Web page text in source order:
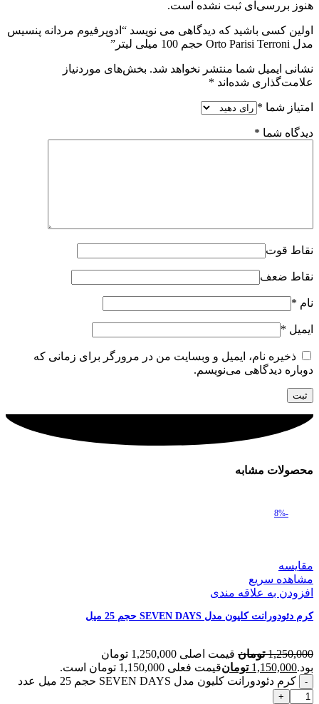
هنوز بررسی‌ای ثبت نشده است.
اولین کسی باشید که دیدگاهی می نویسد “ادوپرفیوم مردانه پنسیس
مدل Orto Parisi Terroni حجم 100 میلی لیتر”
نشانی ایمیل شما منتشر نخواهد شد. بخش‌های موردنیاز
علامت‌گذاری شده‌اند *
امتیاز شما *
دیدگاه شما *
نقاط قوت
نقاط ضعف
نام *
ایمیل *
ذخیره نام، ایمیل و وبسایت من در مرورگر برای زمانی که
دوباره دیدگاهی می‌نویسم.
محصولات مشابه
-8%
مقایسه
مشاهده سریع
افزودن به علاقه مندی
کرم دئودورانت کلیون مدل SEVEN DAYS حجم 25 میل
1,250,000 تومان
قیمت اصلی 1,250,000 تومان
بود.1,150,000 تومانقیمت فعلی 1,150,000 تومان است.
کرم دئودورانت کلیون مدل SEVEN DAYS حجم 25 میل عدد